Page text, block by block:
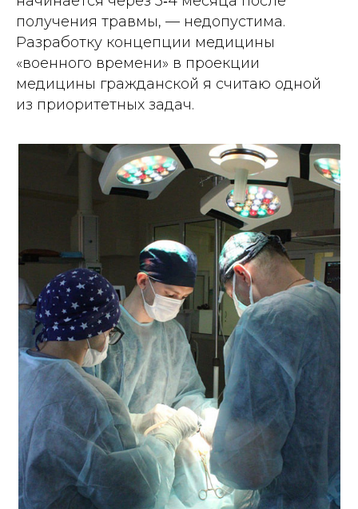
получения травмы, — недопустима.
Разработку концепции медицины
«военного времени» в проекции
медицины гражданской я считаю одной
из приоритетных задач.